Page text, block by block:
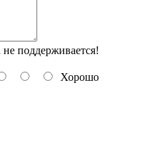
поддерживается!
Хорошо